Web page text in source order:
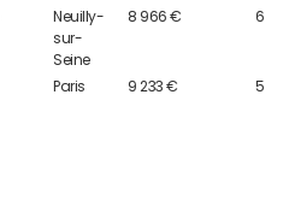
Neuilly-
sur-
Seine
8 966 € 6
Paris 9 233 € 5